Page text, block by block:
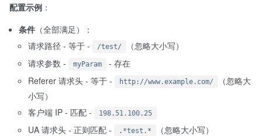
配置示例 ：
条件 （全部满足）：
请求路径 - 等于 -
/test/
（忽略大小写）
请求参数 -
myParam
- 存在
Referer 请求头 - 等于 -
http://www.example.com/
（忽略大
小写）
客户端 IP - 匹配 -
198.51.100.25
UA 请求头 - 正则匹配 - .*test.*
（忽略大小写）